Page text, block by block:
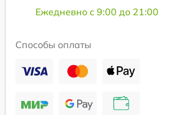
Ежедневно с 9:00 до 21:00
Способы оплаты